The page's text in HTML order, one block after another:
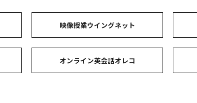
映像授業ウイングネット
オンライン英会話オレコ